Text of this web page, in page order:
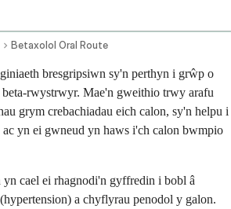
Betaxolol Oral Route
bresgripsiwn sy'n perthyn i grŵp o
rwystrwyr. Mae'n gweithio trwy arafu
grym crebachiadau eich calon, sy'n helpu i
yn ei gwneud yn haws i'ch calon bwmpio
cael ei rhagnodi'n gyffredin i bobl â
a chyflyrau penodol y galon.